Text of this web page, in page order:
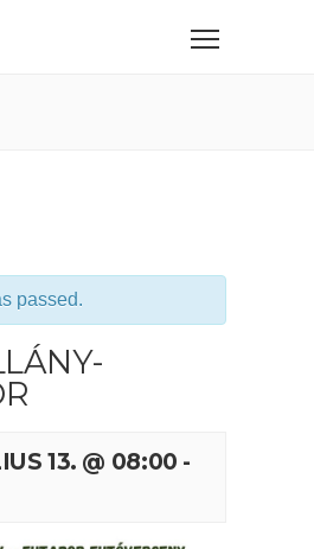
passed.
13. @ 08:00 -